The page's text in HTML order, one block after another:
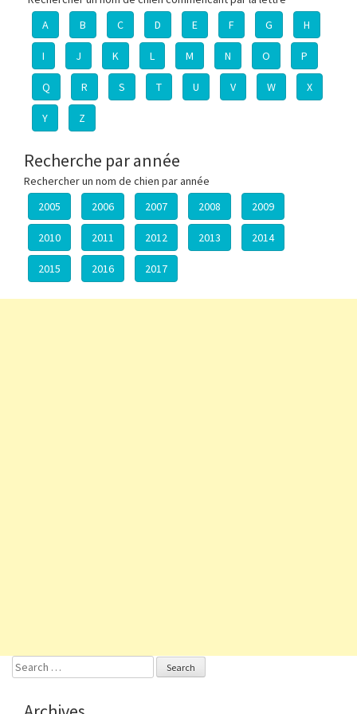
A
B C D E F G H
I J K L M N O P
Q R S T U V W X
Y Z
Recherche par année
Rechercher un nom de chien par année
2005
2006 2007 2008 2009
2010 2011 2012 2013 2014
2015 2016 2017
Search